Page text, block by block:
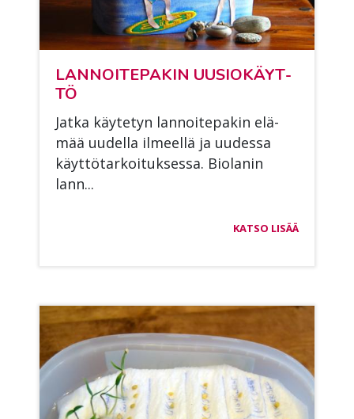
LAN­NOI­TE­PA­KIN UUSIO­KÄYT­
TÖ
Jat­ka käy­te­tyn lan­noi­te­pa­kin elä­
mää uu­del­la il­meel­lä ja uu­des­sa
käyt­tö­tar­koi­tuk­ses­sa. Bio­la­nin
lann...
KATSO LISÄÄ